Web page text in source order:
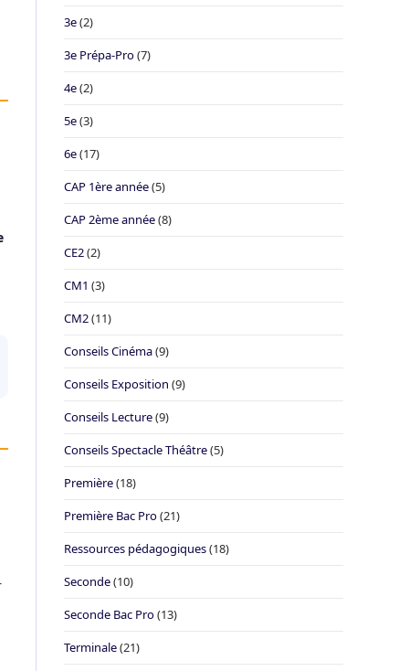
3e(2)
3e Prépa-Pro(7)
4e(2)
5e(3)
6e(17)
CAP 1ère année(5)
CAP 2ème année(8)
CE2(2)
CM1 (3)
CM2(11)
Conseils Cinéma(9)
Conseils Exposition (9)
Conseils Lecture(9)
Conseils Spectacle Théâtre(5)
Première(18)
Première Bac Pro(21)
Ressources pédagogiques(18)
Seconde(10)
Seconde Bac Pro(13)
Terminale(21)